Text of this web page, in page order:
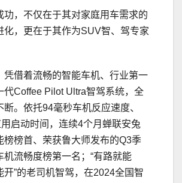
功，不仅在于其对家庭用车需求的
化，更在于其作为SUV智、驾专家
凭借着流畅的智能车机、行业第一
代Coffee Pilot Ultra智驾系统，全
。依托94毫秒车机反应速度、
启动时间，连续4个月蝉联安兔
榜榜首、荣获鲁大师发布的Q3季
机流畅度榜第一名；“有路就能
开”的老司机智驾，在2024全国智